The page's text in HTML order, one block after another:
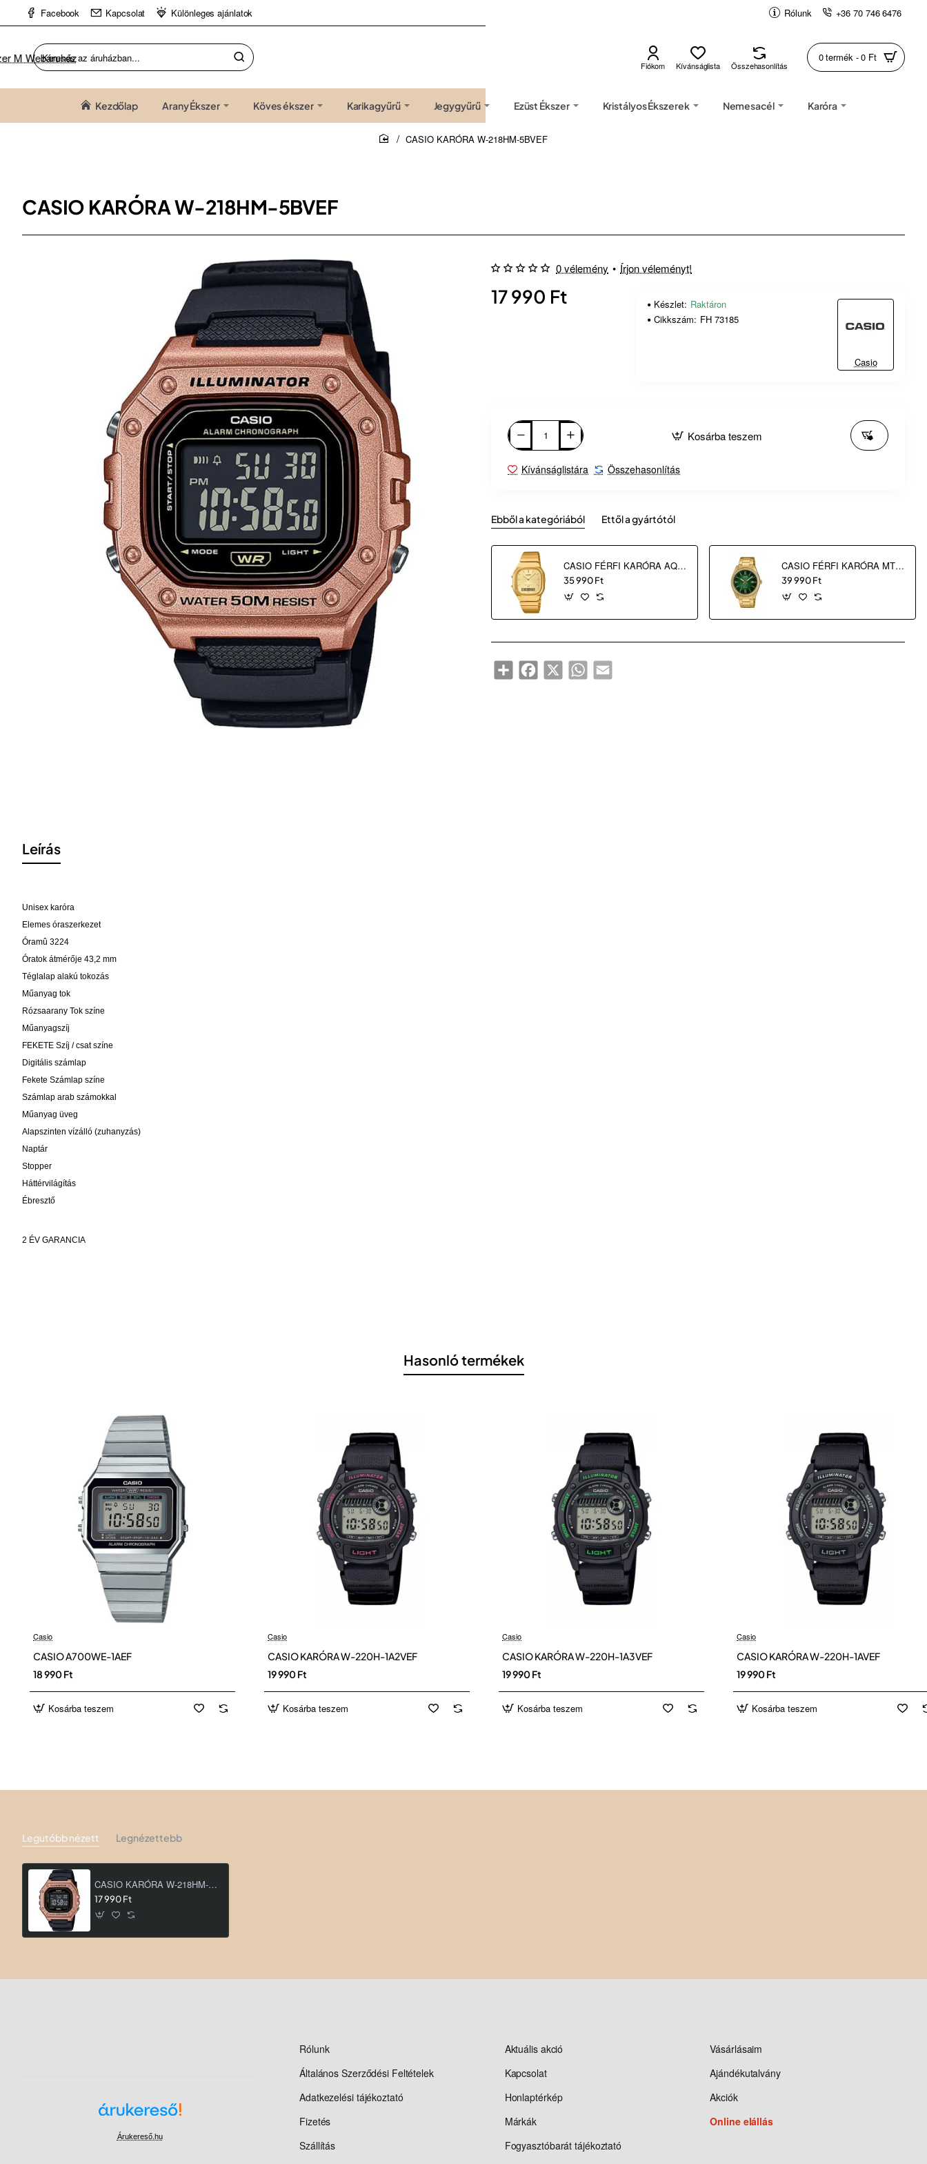
Facebook Kapcsolat Különleges ajánlatok Rólunk +36 70 746 6476
Keresés
az
Fiókom Kívánságlista Összehasonlítás
0 termék - 0 Ft
Kezdőlap Arany Ékszer Köves ékszer Karikagyűrű Jegygyűrű Ezüst Ékszer Kristályos Ékszerek Nemesacél Karóra
CASIO KARÓRA W-218HM-5BVEF
CASIO KARÓRA W-218HM-5BVEF
0 vélemény • Írjon véleményt!
17 990 Ft Készlet: Raktáron
Cikkszám: FH 73185
Casio
Kosárba teszem
Kívánságlistára Összehasonlítás
Ebből a kategóriából Ettől a gyártótól
CASIO FÉRFI KARÓRA AQ-240EG-9AEF
35 990 Ft
CASIO FÉRFI KARÓRA MTP-1302PGC-3AVEF
39 990 Ft
ShareFacebook
X WhatsAppEmail
Leírás
Unisex karóra
Elemes óraszerkezet
Óramû 3224
Óratok átmérője 43,2 mm
Téglalap alakú tokozás
Műanyag tok
Rózsaarany Tok színe
Műanyagszíj
FEKETE Szíj / csat színe
Digitális számlap
Fekete Számlap színe
Számlap arab számokkal
Műanyag üveg
Alapszinten vízálló (zuhanyzás)
Naptár
Stopper
Háttérvilágítás
Ébresztő
2 ÉV GARANCIA
Hasonló termékek
Casio
CASIO A700WE-1AEF
18 990 Ft
Kosárba teszem
Casio
CASIO KARÓRA W-220H-1A2VEF
19 990 Ft
Kosárba teszem
Casio
CASIO KARÓRA W-220H-1A3VEF
19 990 Ft
Kosárba teszem
Casio
CASIO KARÓRA W-220H-1AVEF
19 990 Ft
Kosárba teszem
Legutóbb nézett Legnézettebb
CASIO KARÓRA W-218HM-5BVEF
17 990 Ft
Árukereső.hu
Rólunk
Általános Szerződési Feltételek
Adatkezelési tájékoztató
Fizetés
Szállítás
Aktuális akció
Kapcsolat
Honlaptérkép
Márkák
Fogyasztóbarát tájékoztató
Vásárlásaim
Ajándékutalvány
Akciók
Online elállás